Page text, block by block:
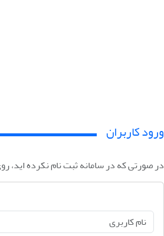
ورود کاربران
در صورتی که در سامانه ثبت نام نکرده اید،